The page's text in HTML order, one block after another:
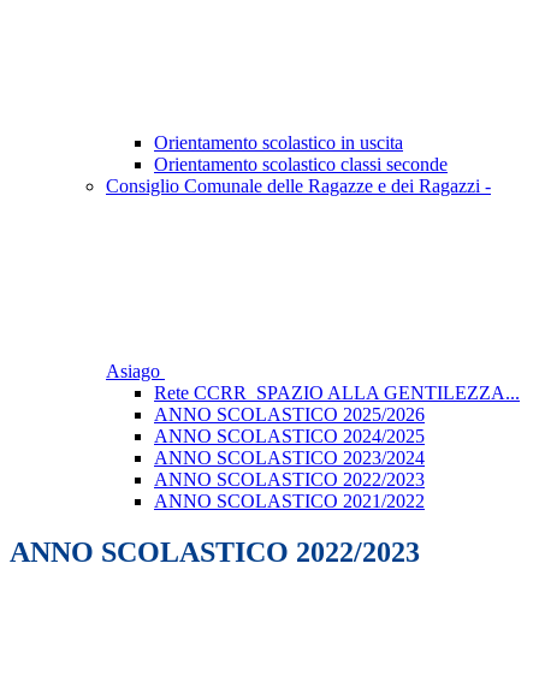
Orientamento scolastico in uscita
Orientamento scolastico classi seconde
Consiglio Comunale delle Ragazze e dei Ragazzi -
Asiago
Rete CCRR_SPAZIO ALLA GENTILEZZA...
ANNO SCOLASTICO 2025/2026
ANNO SCOLASTICO 2024/2025
ANNO SCOLASTICO 2023/2024
ANNO SCOLASTICO 2022/2023
ANNO SCOLASTICO 2021/2022
ANNO SCOLASTICO 2022/2023